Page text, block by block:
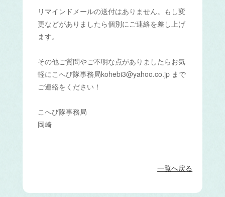
リマインドメールの送付はありません。もし変
更などがありましたら個別にご連絡を差し上げ
ます。
その他ご質問やご不明な点がありましたらお気
軽にこへび隊事務局kohebi3@yahoo.co.jp まで
ご連絡をください！
こへび隊事務局
岡崎
一覧へ戻る